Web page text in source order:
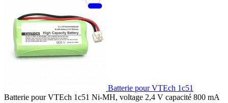
Batterie pour VTEch 1c51
Batterie pour VTEch 1c51 Ni-MH, voltage 2,4 V capacité 800 mA